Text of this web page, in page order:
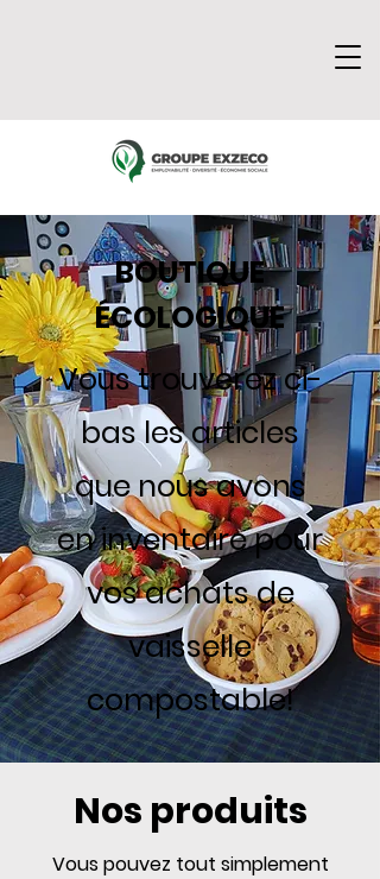
BOUTIQUE
ÉCOLOGIQUE
Vous trouverez ci-
bas les articles
que nous avons
en inventaire pour
vos achats de
vaisselle
compostable!
Nos produits
Vous pouvez tout simplement